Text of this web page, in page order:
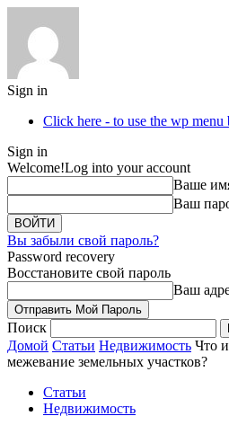
Sign in
Click here - to use the wp menu
Sign in
Welcome!Log into your account
Ваше
Ваш
Вы забыли свой пароль?
Password recovery
Восстановите свой пароль
Ваш
Поиск
Домой Статьи Недвижимость Что
межевание земельных участков?
Статьи
Недвижимость